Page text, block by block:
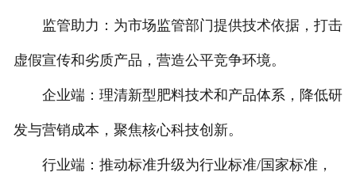
监管助力：为市场监管部门提供技术依据，打击
虚假宣传和劣质产品，营造公平竞争环境。
企业端：理清新型肥料技术和产品体系，降低研
发与营销成本，聚焦核心科技创新。
行业端：推动标准升级为行业标准/国家标准，